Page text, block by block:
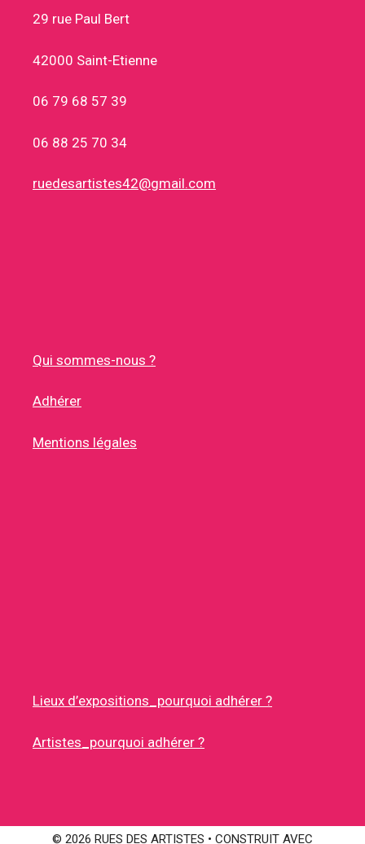
29 rue Paul Bert
42000 Saint-Etienne
06 79 68 57 39
06 88 25 70 34
ruedesartistes42@gmail.com
Qui sommes-nous ?
Adhérer
Mentions légales
Lieux d’expositions_pourquoi adhérer ?
Artistes_pourquoi adhérer ?
© 2026 RUES DES ARTISTES • CONSTRUIT AVEC